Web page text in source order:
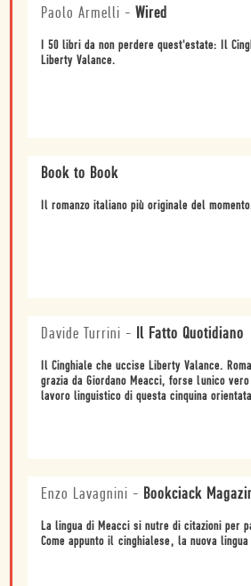
Paolo Armelli - Wired
I 50 libri da non perdere quest'estate: Il
Liberty Valance.
Book to Book
Il romanzo italiano più originale del
Davide Turrini - Il Fatto Quotidiano
Il Cinghiale che uccise Liberty Valance.
grazia da Giordano Meacci, forse lunico
lavoro linguistico di questa cinquina
Enzo Lavagnini - Bookciack
La lingua di Meacci si nutre di citazioni per
Come appunto il cinghialese, la nuova